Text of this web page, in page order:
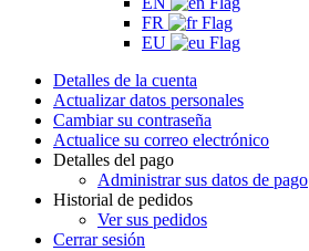
FR
EU
Detalles de la cuenta
Actualizar datos personales
Cambiar su contraseña
Actualice su correo electrónico
Detalles del pago
Administrar sus datos de pago
Historial de pedidos
Ver sus pedidos
Cerrar sesión